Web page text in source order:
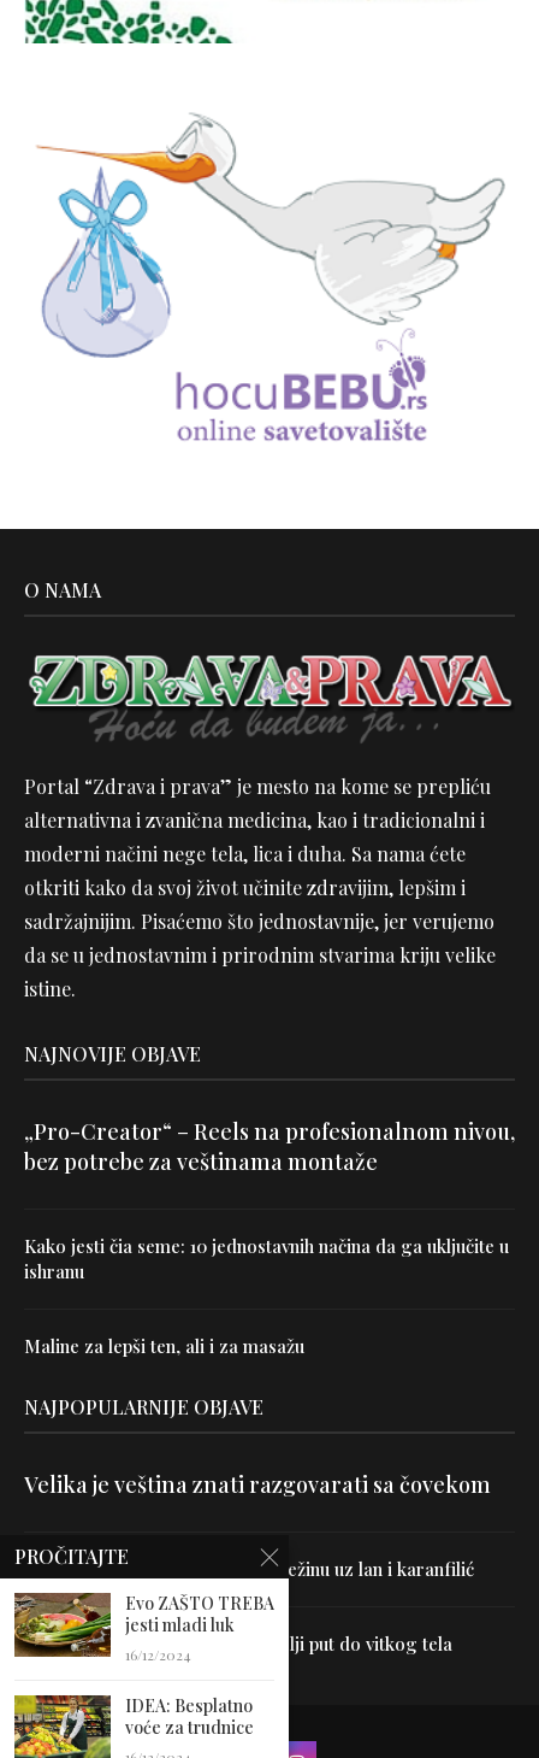
O NAMA
Portal “Zdrava i prava” je mesto na kome se prepliću
alternativna i zvanična medicina, kao i tradicionalni i
moderni načini nege tela, lica i duha. Sa nama ćete
otkriti kako da svoj život učinite zdravijim, lepšim i
sadržajnijim. Pisaćemo što jednostavnije, jer verujemo
da se u jednostavnim i prirodnim stvarima kriju velike
istine.
NAJNOVIJE OBJAVE
„Pro-Creator“ – Reels na profesionalnom nivou,
bez potrebe za veštinama montaže
Kako jesti čia seme: 10 jednostavnih načina da ga uključite u
ishranu
Maline za lepši ten, ali i za masažu
NAJPOPULARNIJE OBJAVE
Velika je veština znati razgovarati sa čovekom
Uništite parazite i normalizujte težinu uz lan i karanfilić
Dr Hajder: Akupunktura je najbolji put do vitkog tela
PROČITAJTE
Evo ZAŠTO TREBA
jesti mladi luk
16/12/2024
IDEA: Besplatno
voće za trudnice